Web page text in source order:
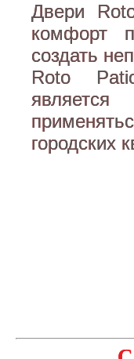
Двери
комфорт
создать
Roto
является
городских